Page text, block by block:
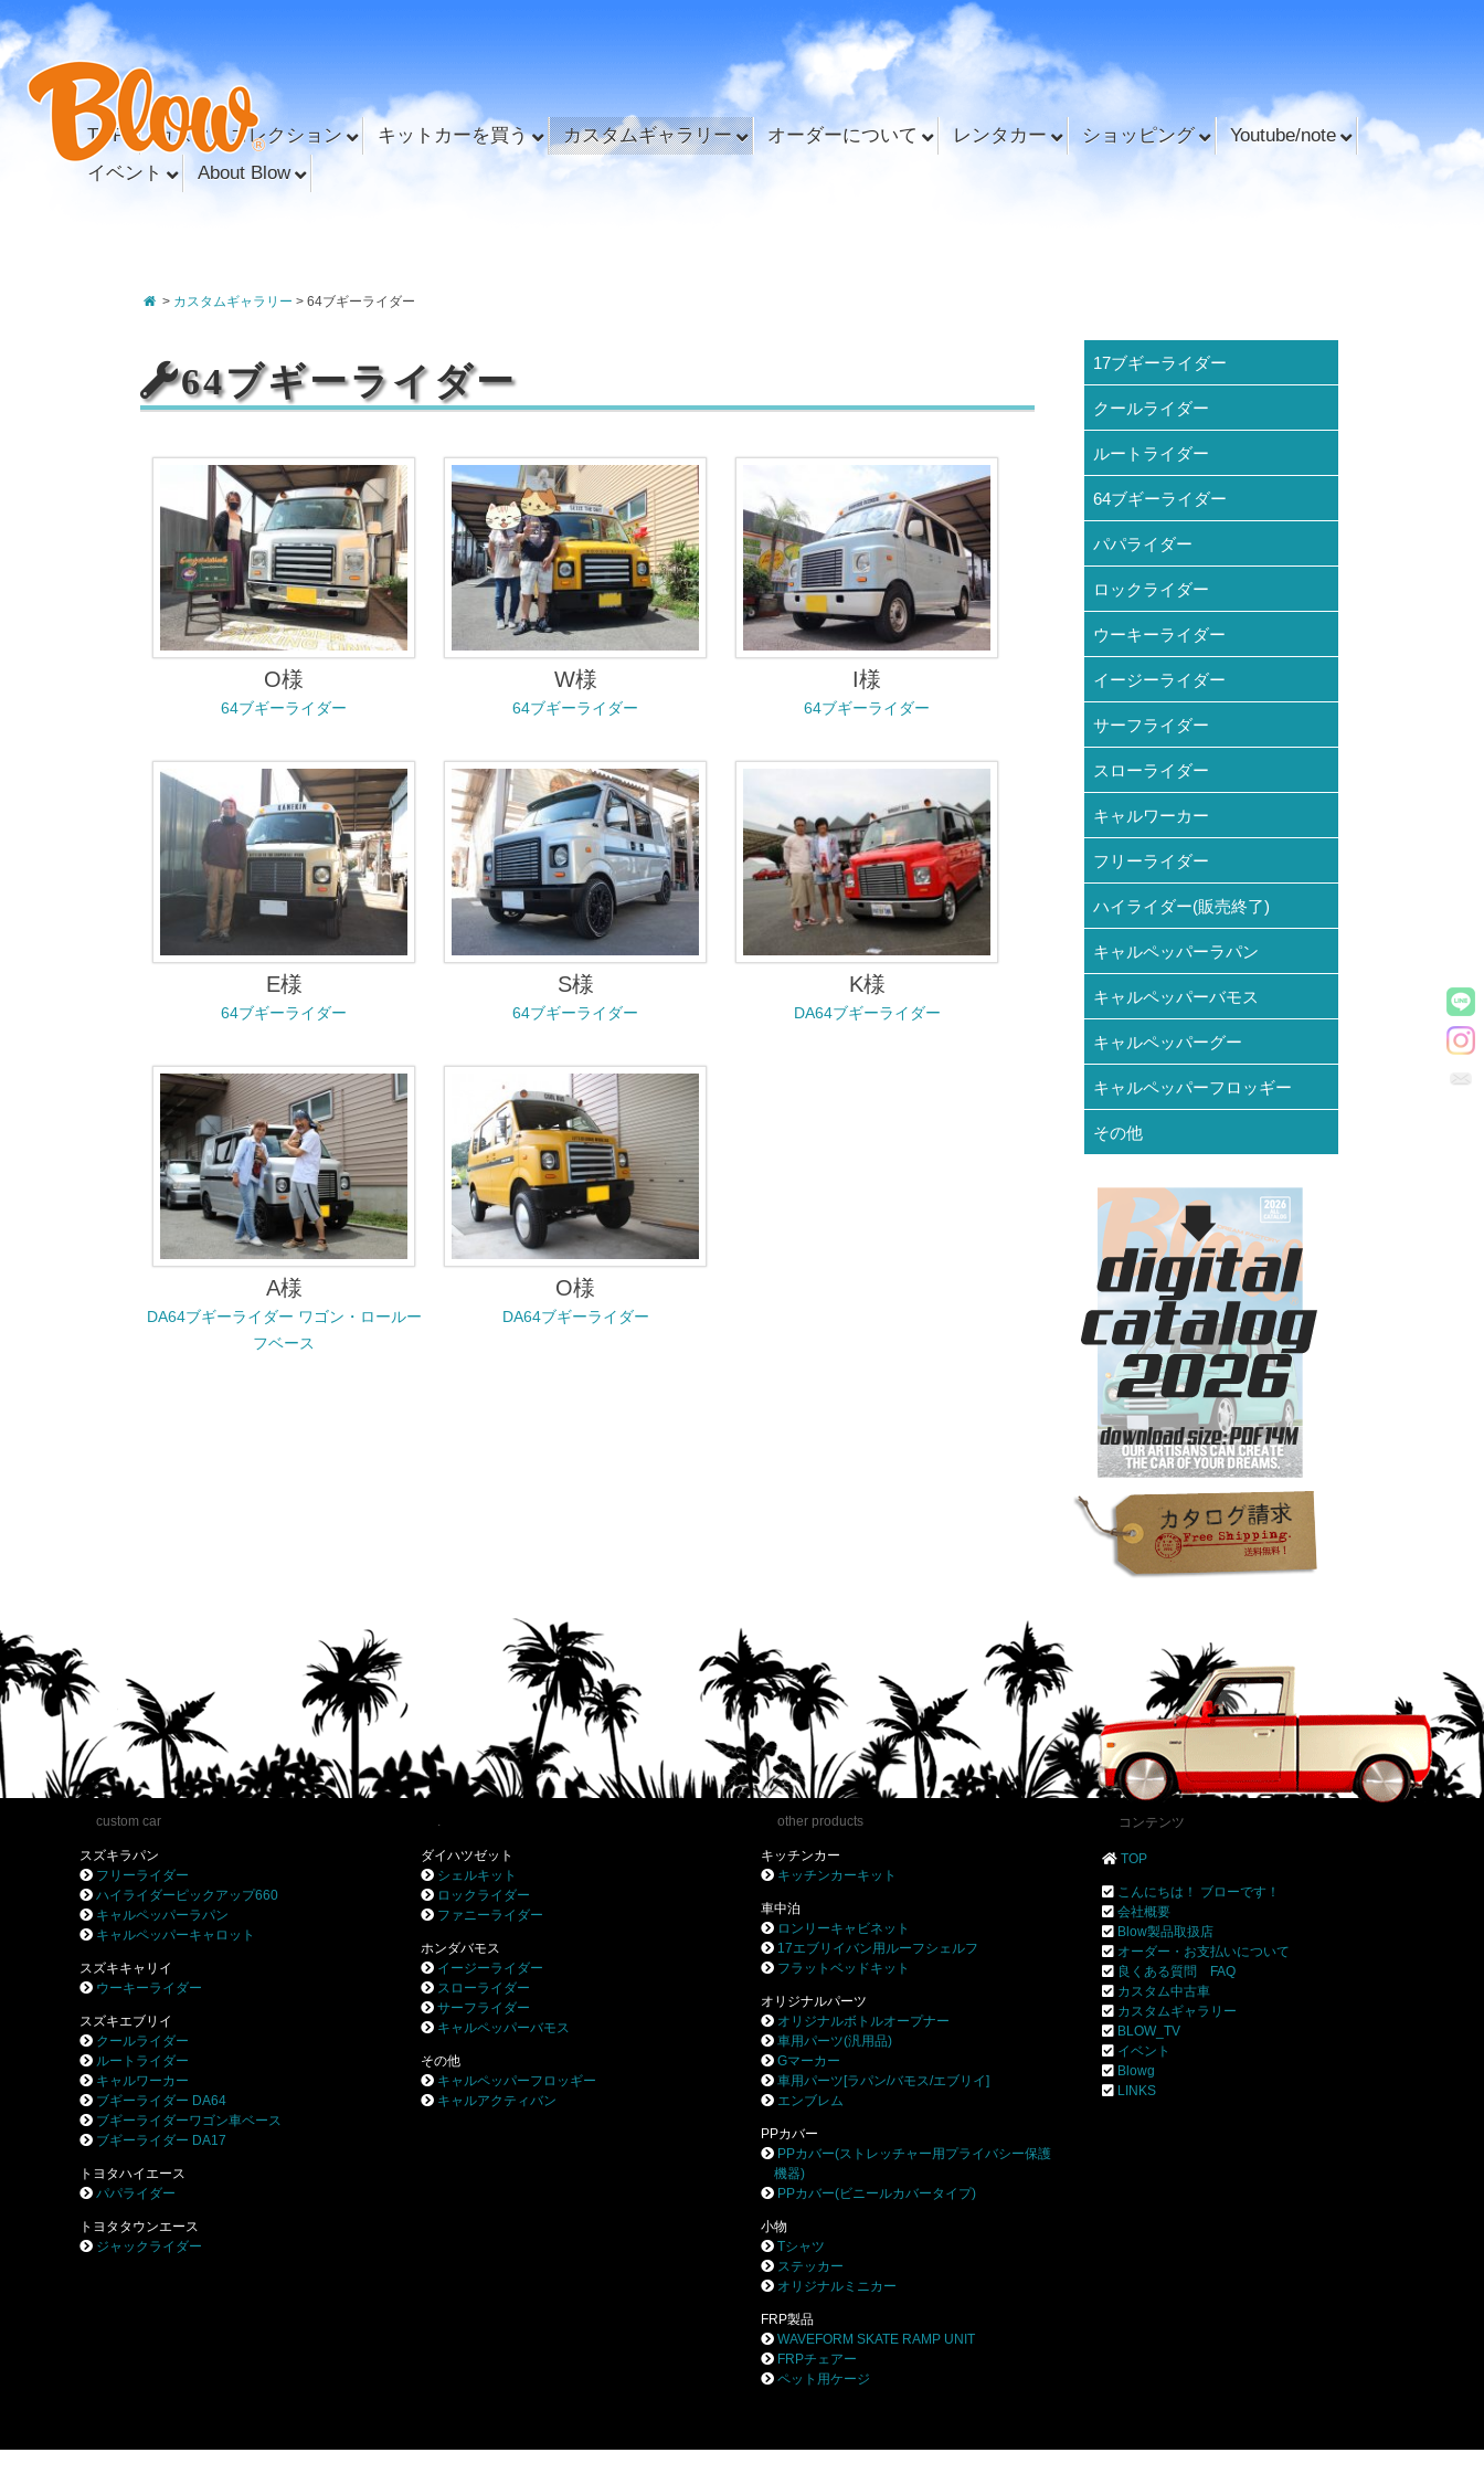
TOP カスタムコレクション キットカーを買う カスタムギャラリー オーダーについて レンタカー ショッピング
Youtube/note
イベント
About Blow
> カスタムギャラリー > 64ブギーライダー
64ブギーライダー
O様
64ブギーライダー
W様
64ブギーライダー
I様
64ブギーライダー
E様
64ブギーライダー
S様
64ブギーライダー
K様
DA64ブギーライダー
A様
DA64ブギーライダー ワゴン・ロールー
フベース
O様
DA64ブギーライダー
17ブギーライダー
クールライダー
ルートライダー
64ブギーライダー
パパライダー
ロックライダー
ウーキーライダー
イージーライダー
サーフライダー
スローライダー
キャルワーカー
フリーライダー
ハイライダー(販売終了)
キャルペッパーラパン
キャルペッパーバモス
キャルペッパーグー
キャルペッパーフロッギー
その他
custom car
スズキラパン
フリーライダー
ハイライダーピックアップ660
キャルペッパーラパン
キャルペッパーキャロット
スズキキャリイ
ウーキーライダー
スズキエブリイ
クールライダー
ルートライダー
キャルワーカー
ブギーライダー DA64
ブギーライダーワゴン車ベース
ブギーライダー DA17
トヨタハイエース
パパライダー
トヨタタウンエース
ジャックライダー
.
ダイハツゼット
シェルキット
ロックライダー
ファニーライダー
ホンダバモス
イージーライダー
スローライダー
サーフライダー
キャルペッパーバモス
その他
キャルペッパーフロッギー
キャルアクティバン
other products
キッチンカー
キッチンカーキット
車中泊
ロンリーキャビネット
17エブリイバン用ルーフシェルフ
フラットベッドキット
オリジナルパーツ
オリジナルボトルオープナー
車用パーツ(汎用品)
Gマーカー
車用パーツ[ラパン/バモス/エブリイ]
エンブレム
PPカバー
PPカバー(ストレッチャー用プライバシー保護
機器)
PPカバー(ビニールカバータイプ)
小物
Tシャツ
ステッカー
オリジナルミニカー
FRP製品
WAVEFORM SKATE RAMP UNIT
FRPチェアー
ペット用ケージ
コンテンツ
TOP
こんにちは！ ブローです！
会社概要
Blow製品取扱店
オーダー・お支払いについて
良くある質問 FAQ
カスタム中古車
カスタムギャラリー
BLOW_TV
イベント
Blowg
LINKS